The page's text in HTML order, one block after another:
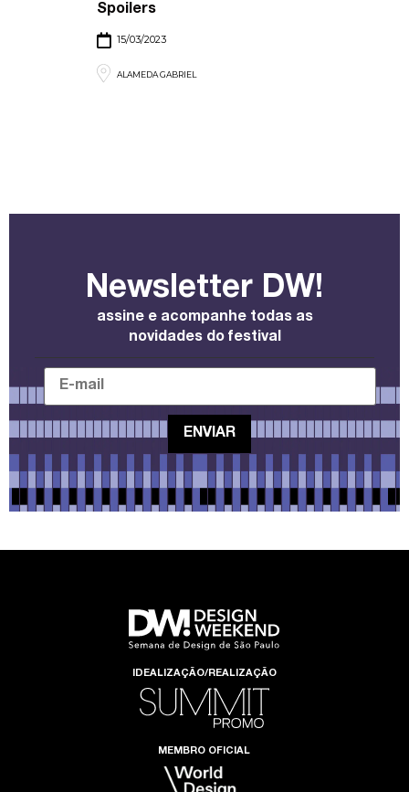
Spoilers
15/03/2023
ALAMEDA GABRIEL
Newsletter DW!
assine e acompanhe todas as
novidades do festival
IDEALIZAÇÃO/REALIZAÇÃO
MEMBRO OFICIAL